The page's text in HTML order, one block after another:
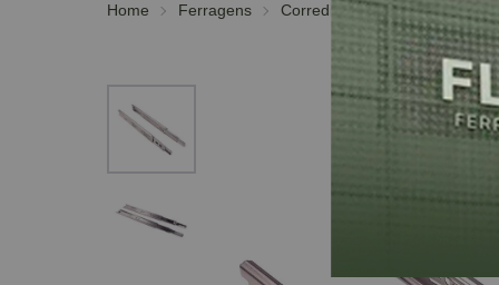
Home Ferragens Corrediças Telescópicas